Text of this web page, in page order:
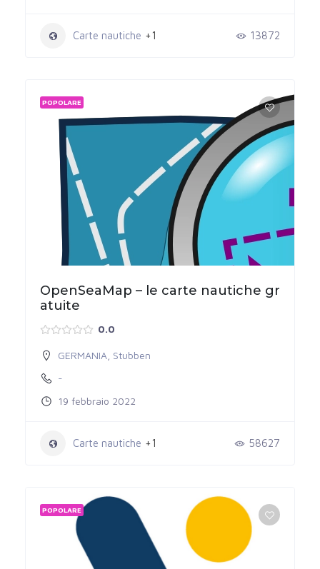
Carte nautiche +1 13872
POPOLARE
OpenSeaMap – le carte nautiche gr
atuite
0.0
GERMANIA Stubben
-
19 febbraio 2022
Carte nautiche +1 58627
POPOLARE